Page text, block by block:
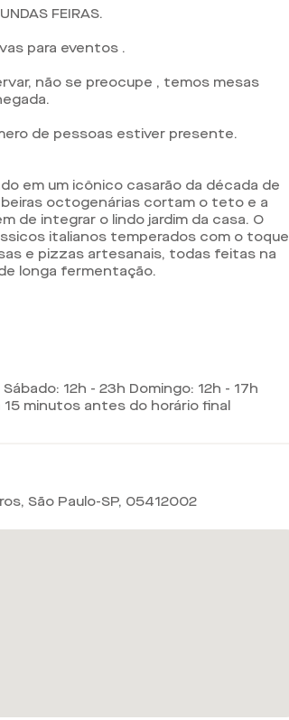
FEIRAS.
para eventos .
não se preocupe , temos mesas
de pessoas estiver presente.
em um icônico casarão da década de
octogenárias cortam o teto e a
de integrar o lindo jardim da casa. O
italianos temperados com o toque
e pizzas artesanais, todas feitas na
longa fermentação.
12h - 23h Domingo: 12h - 17h
minutos antes do horário final
São Paulo-SP, 05412002